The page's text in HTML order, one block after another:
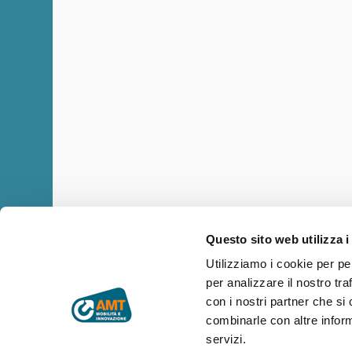
Questo sito web utilizza i
Utilizziamo i cookie per
per analizzare il nostro
con i nostri partner che si
combinarle con altre
servizi.
Copyright © AMT Azienda Mobilità e Trasporti S.p.A.
Sede legale: via Montaldo 2, 16137 Genova
Codice fiscale, P.IVA e n° iscrizione Registro Imprese di Genova
Capitale sociale € 29.521.464,00 i.v.